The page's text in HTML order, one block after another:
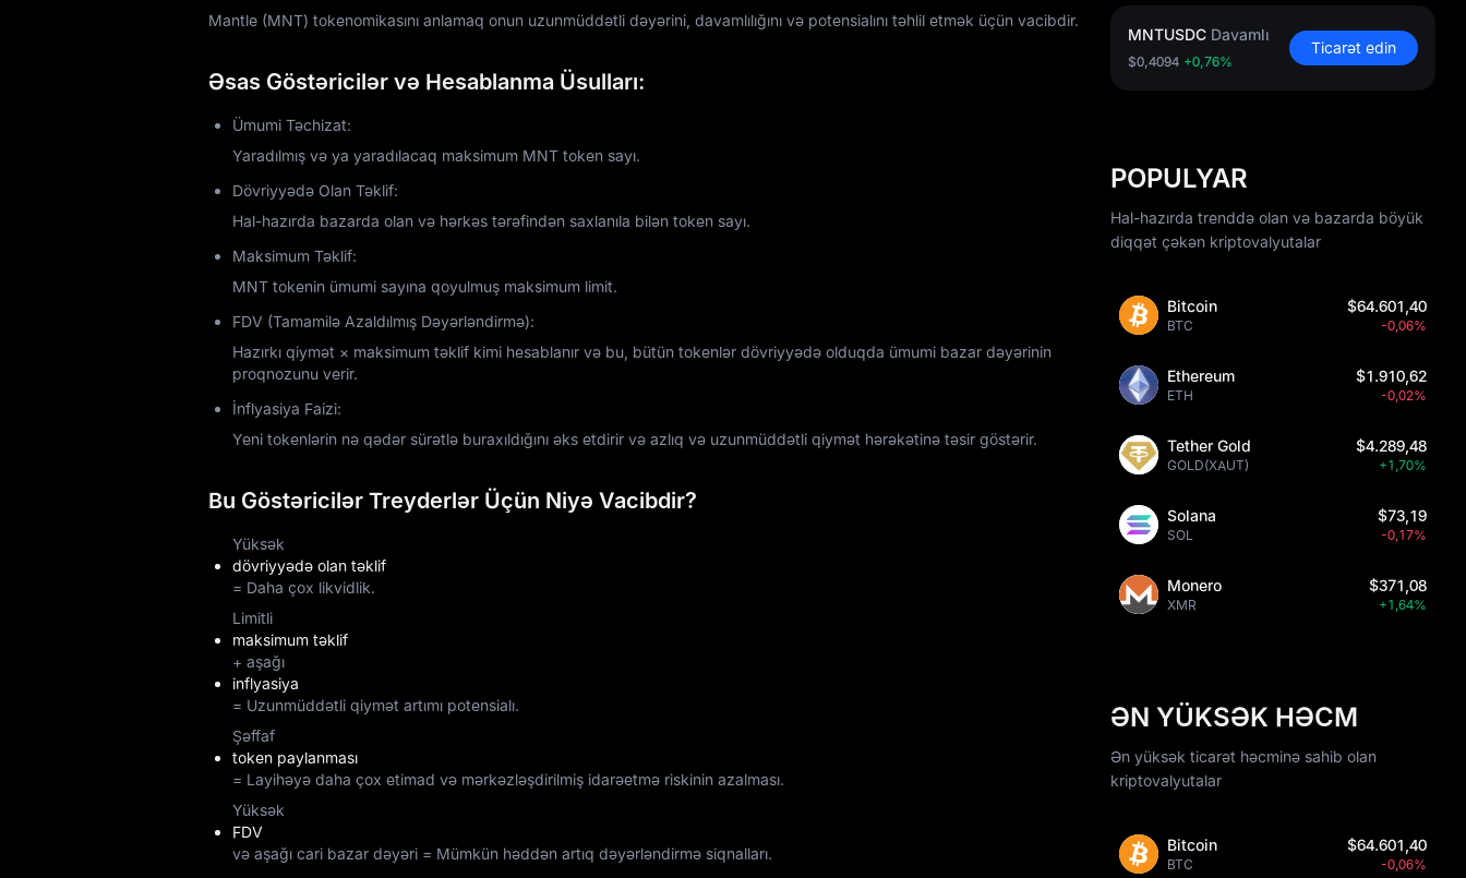
Mantle (MNT) tokenomikasını anlamaq onun uzunmüddətli dəyərini, davamlılığını və potensialını təhlil etmək üçün vacibdir.
Əsas Göstəricilər və Hesablanma Üsulları:
Ümumi Təchizat:
Yaradılmış və ya yaradılacaq maksimum MNT token sayı.
Dövriyyədə Olan Təklif:
Hal-hazırda bazarda olan və hərkəs tərəfindən saxlanıla bilən token sayı.
Maksimum Təklif:
MNT tokenin ümumi sayına qoyulmuş maksimum limit.
FDV (Tamamilə Azaldılmış Dəyərləndirmə):
Hazırkı qiymət × maksimum təklif kimi hesablanır və bu, bütün tokenlər dövriyyədə olduqda ümumi bazar dəyərinin
proqnozunu verir.
İnflyasiya Faizi:
Yeni tokenlərin nə qədər sürətlə buraxıldığını əks etdirir və azlıq və uzunmüddətli qiymət hərəkətinə təsir göstərir.
Bu Göstəricilər Treyderlər Üçün Niyə Vacibdir?
Yüksək
dövriyyədə olan təklif
= Daha çox likvidlik.
Limitli
maksimum təklif
+ aşağı
inflyasiya
= Uzunmüddətli qiymət artımı potensialı.
Şəffaf
token paylanması
= Layihəyə daha çox etimad və mərkəzləşdirilmiş idarəetmə riskinin azalması.
Yüksək
FDV
və aşağı cari bazar dəyəri = Mümkün həddən artıq dəyərləndirmə siqnalları.
MNTUSDC Davamlı
$0,4094 +0,76%
Ticarət edin
POPULYAR
Hal-hazırda trenddə olan və bazarda böyük
diqqət çəkən kriptovalyutalar
Bitcoin
BTC
$64.601,40
-0,06%
Ethereum
ETH
$1.910,62
-0,02%
Tether Gold
GOLD(XAUT)
$4.289,48
+1,70%
Solana
SOL
$73,19
-0,17%
Monero
XMR
$371,08
+1,64%
ƏN YÜKSƏK HƏCM
Ən yüksək ticarət həcminə sahib olan
kriptovalyutalar
Bitcoin
BTC
$64.601,40
-0,06%